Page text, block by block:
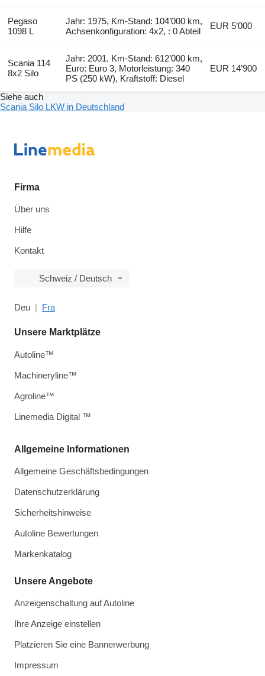
Pegaso
1098 L
Jahr: 1975, Km-Stand: 104’000 km,
Achsenkonfiguration: 4x2, : 0 Abteil
EUR 5’000
Scania 114
8x2 Silo
Jahr: 2001, Km-Stand: 612’000 km,
Euro: Euro 3, Motorleistung: 340
PS (250 kW), Kraftstoff: Diesel
EUR 14’900
Siehe auch
Scania Silo LKW in Deutschland
Firma
Über uns
Hilfe
Kontakt
Schweiz / Deutsch
Deu Fra
Allgemeine Informationen
Allgemeine Geschäftsbedingungen
Datenschutzerklärung
Sicherheitshinweise
Autoline Bewertungen
Markenkatalog
Unsere Angebote
Anzeigenschaltung auf Autoline
Ihre Anzeige einstellen
Platzieren Sie eine Bannerwerbung
Impressum
Unsere Marktplätze
Autoline™
Machineryline™
Agroline™
Linemedia Digital ™